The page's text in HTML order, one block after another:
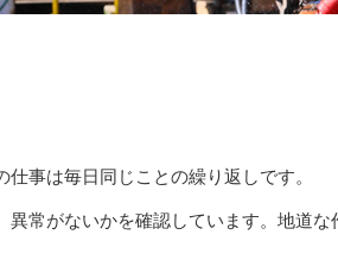
事は毎日同じことの繰り返しです。
常がないかを確認しています。地道